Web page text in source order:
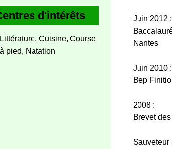
d'intérêts
Littérature, Cuisine, Course
à pied, Natation
Juin 2012 :
Nantes
Juin 2010 :
Bep
2008 :
Brevet
Sauveteur